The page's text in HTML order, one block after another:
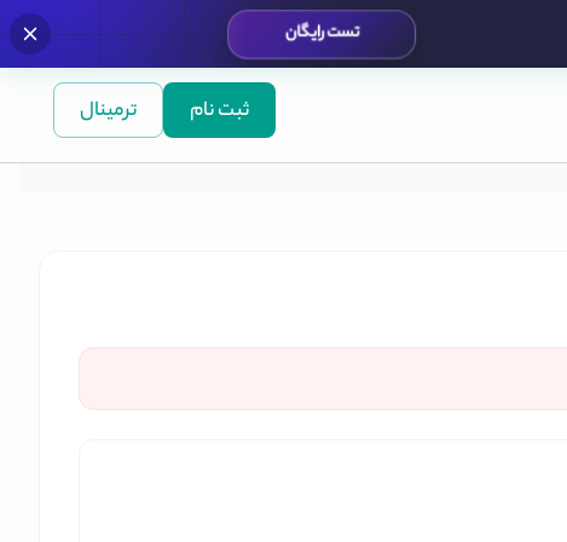
تست رایگان
ثبت نام ترمینال